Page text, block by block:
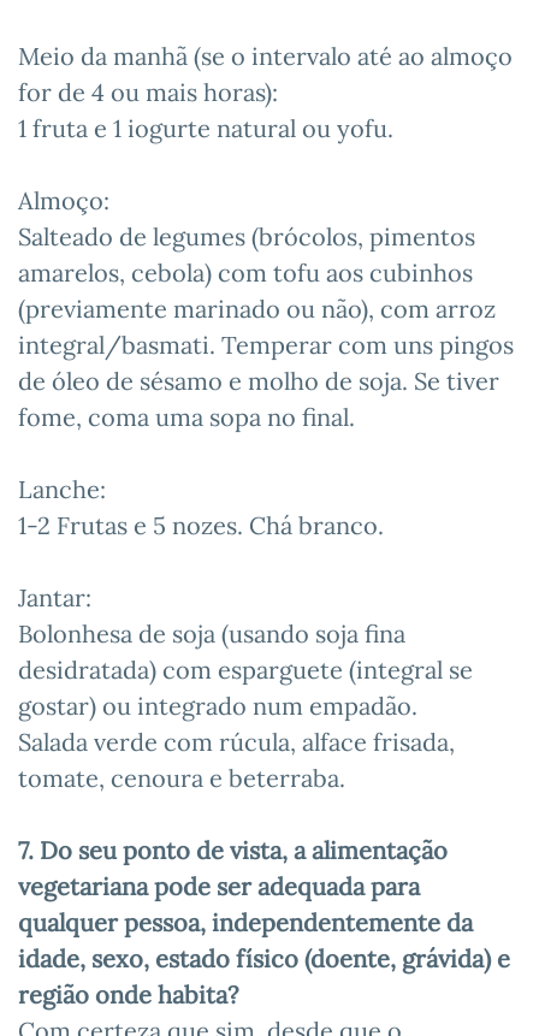
Meio da manhã (se o intervalo até ao almoço
for de 4 ou mais horas):
1 fruta e 1 iogurte natural ou yofu.
Almoço:
Salteado de legumes (brócolos, pimentos
amarelos, cebola) com tofu aos cubinhos
(previamente marinado ou não), com arroz
integral/basmati. Temperar com uns pingos
de óleo de sésamo e molho de soja. Se tiver
fome, coma uma sopa no final.
Lanche:
1-2 Frutas e 5 nozes. Chá branco.
Jantar:
Bolonhesa de soja (usando soja fina
desidratada) com esparguete (integral se
gostar) ou integrado num empadão.
Salada verde com rúcula, alface frisada,
tomate, cenoura e beterraba.
7. Do seu ponto de vista, a alimentação
vegetariana pode ser adequada para
qualquer pessoa, independentemente da
idade, sexo, estado físico (doente, grávida) e
região onde habita?